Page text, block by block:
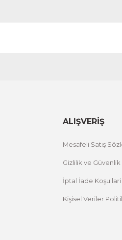
ALIŞVERİŞ
Mesafeli Satış
Gizlilik ve Güvenlik
İptal İade Koşullari
Kişisel Veriler